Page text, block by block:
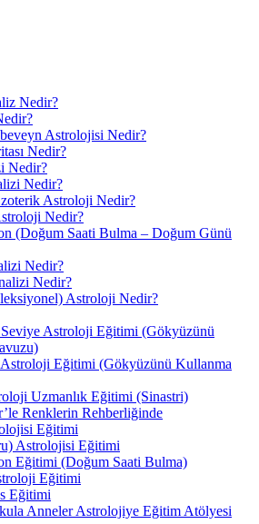
Nedir?
Astrolojisi Nedir?
Nedir?
Nedir?
Nedir?
Astroloji Nedir?
Nedir?
(Doğum Saati Bulma – Doğum Günü
Nedir?
Nedir?
Astroloji Nedir?
Astroloji Eğitimi (Gökyüzünü
Eğitimi (Gökyüzünü Kullanma
Uzmanlık Eğitimi (Sinastri)
Renklerin Rehberliğinde
Eğitimi
Astrolojisi Eğitimi
Eğitimi (Doğum Saati Bulma)
Eğitimi
Eğitimi
Anneler Astrolojiye Eğitim Atölyesi